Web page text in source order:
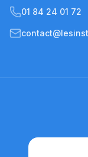
01 84 24 01 72